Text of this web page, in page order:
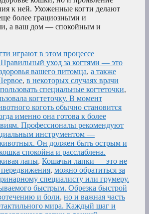
к ней. Ухоженные когти делают
более грациозными и
а ваш дом — спокойным и
играют в этом процессе
уход за когтями — это
вашего питомца, а также
, в некоторых случаях врачи
специальные когтеточки,
когтеточку. В момент
коготь обычно становится
именно она готова к более
Профессионалы рекомендуют
инструментом —
Он должен быть острым и
спокойна и расслаблена.
лапы, Кошачьи лапки — это не
передвижения, можно обратиться за
специалисту или грумеру.
быстрым. Обрезка быстрой
и боли, но и важная часть
мира. Каждый шаг и